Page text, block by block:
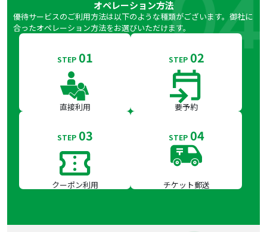
オペレーション方法
優待サービスのご利用方法は以下のような種類がございます。御社に
合ったオペレーション方法をお選びいただけます。
STEP 01
直接利用
STEP 02
要予約
STEP 03
クーポン利用
STEP 04
チケット郵送